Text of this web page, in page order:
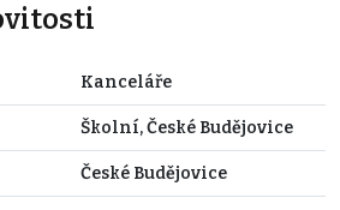
Kanceláře
Školní, České Budějovice
České Budějovice